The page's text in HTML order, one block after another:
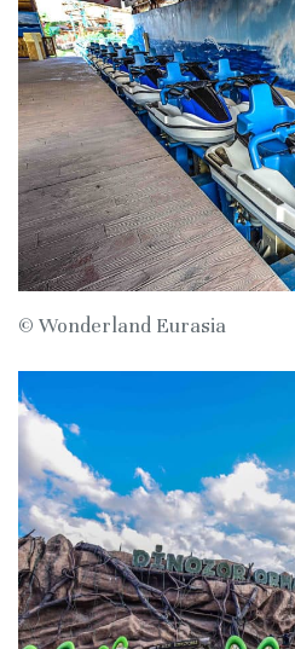
© Wonderland Eurasia